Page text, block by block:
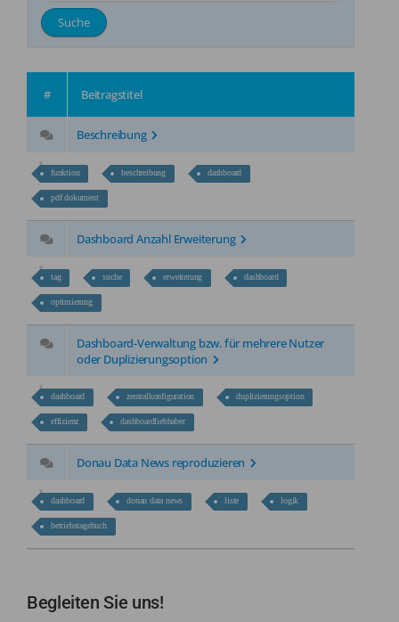
Kontakt
# Beitragstitel
Beschreibung
funktion beschreibung dashboard
pdf dokument
Dashboard Anzahl Erweiterung
tag suche erweiterung dashboard
optimierung
Dashboard-Verwaltung bzw. für mehrere Nutzer
oder Duplizierungsoption
dashboard zentralkonfiguration duplizierungsoption
effizienz dashboardliebhaber
Donau Data News reproduzieren
dashboard donau data news liste logik
betriebstagebuch
Begleiten Sie uns!